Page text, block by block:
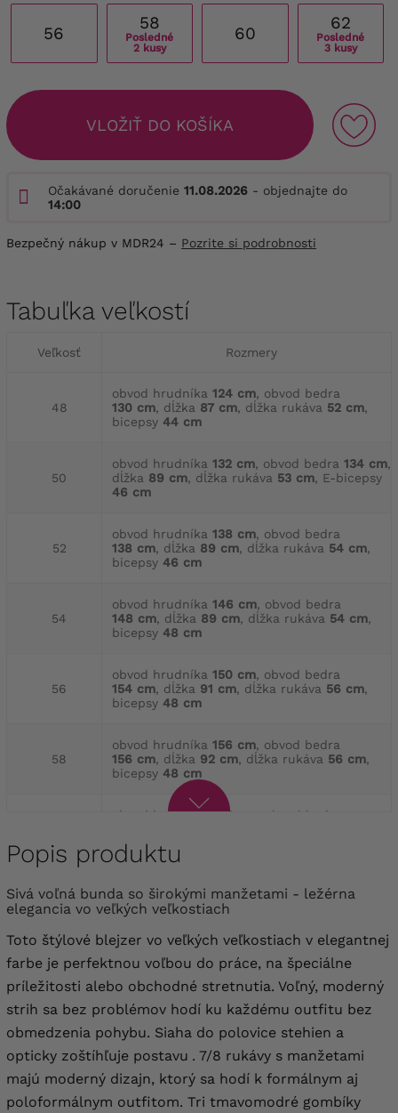
56
58
Posledné
2 kusy
60
62
Posledné
3 kusy
VLOŽIŤ DO KOŠÍKA
Očakávané doručenie 11.08.2026 - objednajte do
14:00
Bezpečný nákup v MDR24 – Pozrite si podrobnosti
Tabuľka veľkostí
Veľkosť Rozmery
48
obvod hrudníka 124 cm, obvod bedra
130 cm, dĺžka 87 cm, dĺžka rukáva 52 cm,
bicepsy 44 cm
50
obvod hrudníka 132 cm, obvod bedra 134 cm,
dĺžka 89 cm, dĺžka rukáva 53 cm, E-bicepsy
46 cm
52
obvod hrudníka 138 cm, obvod bedra
138 cm, dĺžka 89 cm, dĺžka rukáva 54 cm,
bicepsy 46 cm
54
obvod hrudníka 146 cm, obvod bedra
148 cm, dĺžka 89 cm, dĺžka rukáva 54 cm,
bicepsy 48 cm
56
obvod hrudníka 150 cm, obvod bedra
154 cm, dĺžka 91 cm, dĺžka rukáva 56 cm,
bicepsy 48 cm
58
obvod hrudníka 156 cm, obvod bedra
156 cm, dĺžka 92 cm, dĺžka rukáva 56 cm,
bicepsy 48 cm
obvod hrudníka 160 cm
, obvod bedra
bicepsy
62
obvod hrudníka 164 cm
, obvod bedra
166 cm, dĺžka 95 cm, dĺžka rukáva 56 cm
bicepsy 54 cm
Popis produktu
Sivá voľná bunda so širokými manžetami - ležérna
elegancia vo veľkých veľkostiach
Toto štýlové blejzer vo veľkých veľkostiach v elegantnej
farbe je perfektnou voľbou do práce, na špeciálne
príležitosti alebo obchodné stretnutia. Voľný, moderný
strih sa bez problémov hodí ku každému outfitu bez
obmedzenia pohybu. Siaha do polovice stehien a
opticky zoštíhľuje postavu . 7/8 rukávy s manžetami
majú moderný dizajn, ktorý sa hodí k formálnym aj
poloformálnym outfitom. Tri tmavomodré gombíky